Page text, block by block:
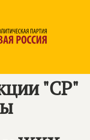
"СР"